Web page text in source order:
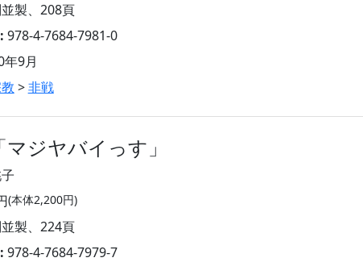
製、208頁
978-4-7684-7981-0
年9月
>非戦
ジヤバイっす」
(本体2,200円)
製、224頁
978-4-7684-7979-7